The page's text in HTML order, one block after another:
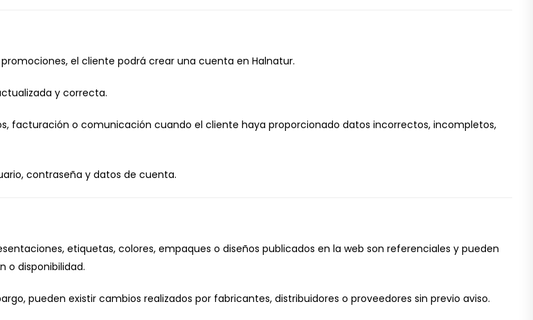
el cliente podrá crear una cuenta en Halnatur.
y correcta.
facturación o comunicación cuando el cliente haya proporcionado datos incorrectos, incompletos,
contraseña y datos de cuenta.
etiquetas, colores, empaques o diseños publicados en la web son referenciales y pueden
o disponibilidad.
pueden existir cambios realizados por fabricantes, distribuidores o proveedores sin previo aviso.